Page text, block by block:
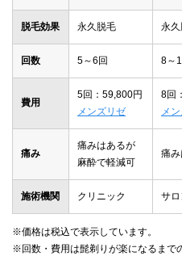
脱毛効果 永久脱毛 永
回数 5～6回 8～
費用
5回：59,800円
メンズリゼ
8回
メ
痛み
痛みはあるが
麻酔で軽減可
痛
施術機関 クリニック サロ
※価格は税込で表示しています。
※回数・費用は髭剃りが楽になるまで